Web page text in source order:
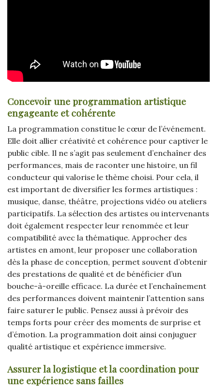
Concevoir une programmation artistique
engageante et cohérente
La programmation constitue le cœur de l’événement.
Elle doit allier créativité et cohérence pour captiver le
public cible. Il ne s’agit pas seulement d’enchaîner des
performances, mais de raconter une histoire, un fil
conducteur qui valorise le thème choisi. Pour cela, il
est important de diversifier les formes artistiques :
musique, danse, théâtre, projections vidéo ou ateliers
participatifs. La sélection des artistes ou intervenants
doit également respecter leur renommée et leur
compatibilité avec la thématique. Approcher des
artistes en amont, leur proposer une collaboration
dès la phase de conception, permet souvent d’obtenir
des prestations de qualité et de bénéficier d’un
bouche-à-oreille efficace. La durée et l’enchaînement
des performances doivent maintenir l’attention sans
faire saturer le public. Pensez aussi à prévoir des
temps forts pour créer des moments de surprise et
d’émotion. La programmation doit ainsi conjuguer
qualité artistique et expérience immersive.
Assurer la logistique et la coordination pour
une expérience sans failles